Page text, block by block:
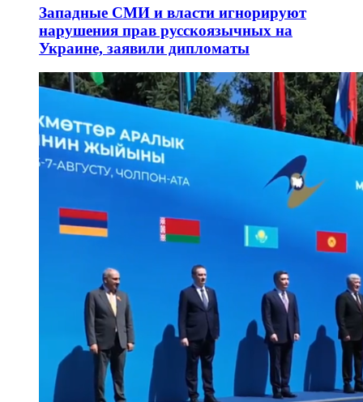
Западные СМИ и власти игнорируют
нарушения прав русскоязычных на
Украине, заявили дипломаты